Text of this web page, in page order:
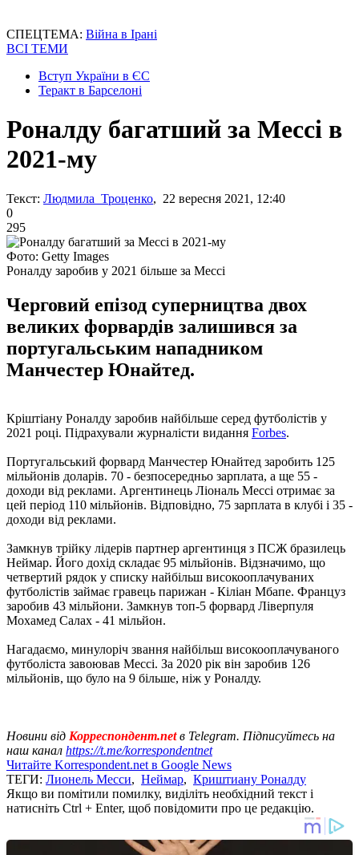
СПЕЦТЕМА: Війна в Ірані
ВСІ ТЕМИ
Вступ України в ЄС
Теракт в Барселоні
Роналду багатший за Мессі в
2021-му
Текст: Людмила Троценко, 22 вересня 2021, 12:40
0
295
Фото: Getty Images
Роналду заробив у 2021 більше за Мессі
Черговий епізод суперництва двох
великих форвардів залишився за
португальським нападником
Манчестер Юнайтед.
Кріштіану Роналду заробив найбільше серед футболістів у
2021 році. Підрахували журналісти видання Forbes.
Португальський форвард Манчестер Юнайтед заробить 125
мільйонів доларів. 70 - безпосередньо зарплата, а ще 55 -
доходи від реклами. Аргентинець Ліональ Мессі отримає за
цей період 110 мільйонів. Відповідно, 75 зарплата в клубі і 35 -
доходи від реклами.
Замкнув трійку лідерів партнер аргентинця з ПСЖ бразилець
Неймар. Його дохід складає 95 мільйонів. Відзначимо, що
четвертий рядок у списку найбільш високооплачуваних
футболістів займає гравець парижан - Кіліан Мбапе. Француз
заробив 43 мільйони. Замкнув топ-5 форвард Ліверпуля
Мохамед Салах - 41 мільйон.
Нагадаємо, минулоріч звання найбільш високооплачуваного
футболіста завоював Мессі. За 2020 рік він заробив 126
мільйонів, що було на 9 більше, ніж у Роналду.
Новини від Корреспондент.netв Telegram. Підписуйтесь на
наш канал https://t.me/korrespondentnet
Читайте Korrespondent.net в Google News
ТЕГИ: Лионель Месси, Неймар, Криштиану Роналду
Якщо ви помітили помилку, виділіть необхідний текст і
натисніть Ctrl + Enter, щоб повідомити про це редакцію.